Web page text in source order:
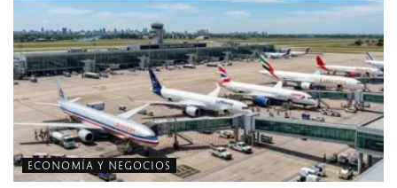
ECONOMÍA Y NEGOCIOS